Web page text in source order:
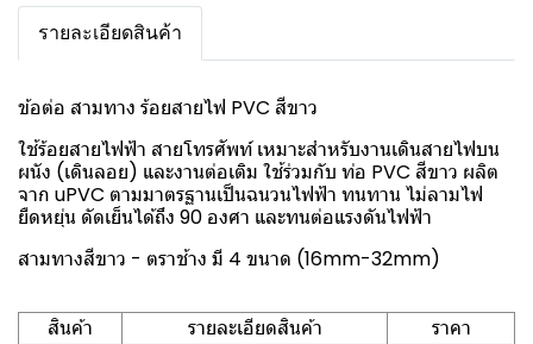
รายละเอียดสินค้า
ข้อต่อ สามทาง ร้อยสายไฟ PVC สีขาว
ใช้ร้อยสายไฟฟ้า สายโทรศัพท์ เหมาะสำหรับงานเดินสายไฟบน
ผนัง (เดินลอย) และงานต่อเติม ใช้ร่วมกับ ท่อ PVC สีขาว ผลิต
จาก uPVC ตามมาตรฐานเป็นฉนวนไฟฟ้า ทนทาน ไม่ลามไฟ
ยืดหยุ่น ดัดเย็นได้ถึง 90 องศา และทนต่อแรงดันไฟฟ้า
สามทางสีขาว - ตราช้าง มี 4 ขนาด (16mm-32mm)
สินค้า รายละเอียดสินค้า
ราคา